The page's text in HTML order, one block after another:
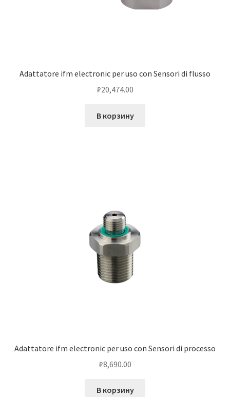
Adattatore ifm electronic per uso con Sensori di flusso
₽20,474.00
В корзину
Adattatore ifm electronic per uso con Sensori di processo
₽8,690.00
В корзину